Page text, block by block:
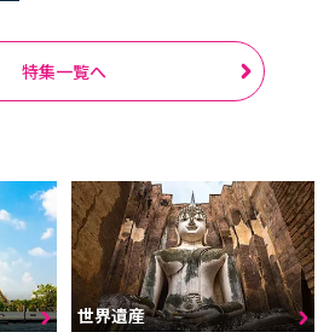
特集一覧へ
世界遺産